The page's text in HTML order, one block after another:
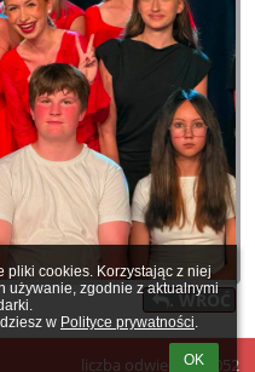
pliki cookies. Korzystając z niej
używanie, zgodnie z aktualnymi
w Polityce prywatności.
OK
. WRÓĆ
liczba odwiedzin: 6052